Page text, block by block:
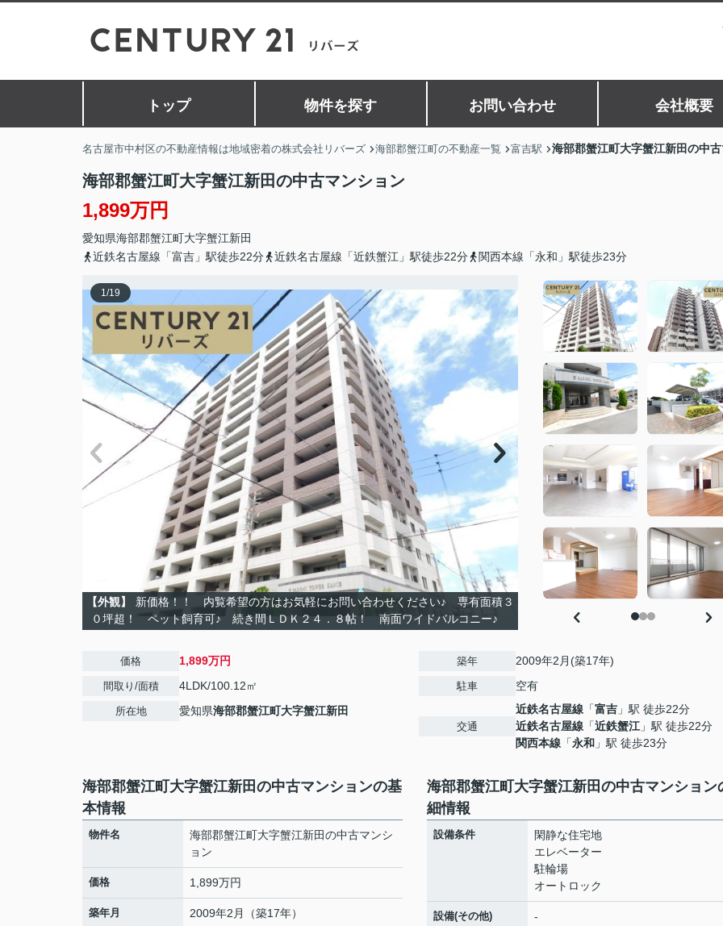
トップ 物件を探す お問い合わせ 会社概要
名古屋市中村区の不動産情報は地域密着の株式会社リバーズ 海部郡蟹江町の不動産一覧 富吉駅 海部郡蟹江町大字蟹江新田の中
海部郡蟹江町大字蟹江新田の中古マンション
1,899万円
愛知県海部郡蟹江町大字蟹江新田
近鉄名古屋線「富吉」駅徒歩22分
近鉄名古屋線「近鉄蟹江」駅徒歩22分 関西本線「永和」駅徒歩23分
1/19
【外観】
新価格！！ 内覧希望の方はお気軽にお問い合わせください♪ 専有面積３
０坪超！ ペット飼育可♪ 続き間ＬＤＫ２４．８帖！ 南面ワイドバルコニー♪
価格 1,899万円
間取り/面積 4LDK/100.12㎡
所在地 愛知県海部郡蟹江町大字蟹江新田
築年 2009年2月(築17年)
駐車 空有
交通
近鉄名古屋線 「富吉 」駅 徒歩22分
近鉄名古屋線 「近鉄蟹江 」駅 徒歩22分
関西本線 「永和 」駅 徒歩23分
海部郡蟹江町大字蟹江新田の中古マンションの基
本情報
物件名
海部郡蟹江町大字蟹江新田の中古マンシ
ョン
価格 1,899万円
築年月 2009年2月（築17年）
海部郡蟹江町大字蟹江新田の中古マンション
細情報
設備条件
閑静な住宅地
エレベーター
駐輪場
オートロック
設備(その他) -